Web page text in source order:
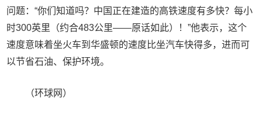
问题：“你们知道吗？中国正在建造的高铁速度有多快？每小
时300英里（约合483公里——原话如此）！”他表示，这个
速度意味着坐火车到华盛顿的速度比坐汽车快得多，进而可
以节省石油、保护环境。
（环球网）